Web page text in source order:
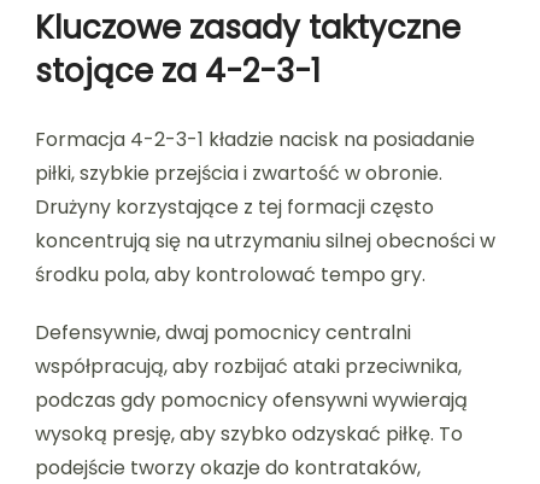
Kluczowe zasady taktyczne
stojące za 4-2-3-1
Formacja 4-2-3-1 kładzie nacisk na posiadanie
piłki, szybkie przejścia i zwartość w obronie.
Drużyny korzystające z tej formacji często
koncentrują się na utrzymaniu silnej obecności w
środku pola, aby kontrolować tempo gry.
Defensywnie, dwaj pomocnicy centralni
współpracują, aby rozbijać ataki przeciwnika,
podczas gdy pomocnicy ofensywni wywierają
wysoką presję, aby szybko odzyskać piłkę. To
podejście tworzy okazje do kontrataków,